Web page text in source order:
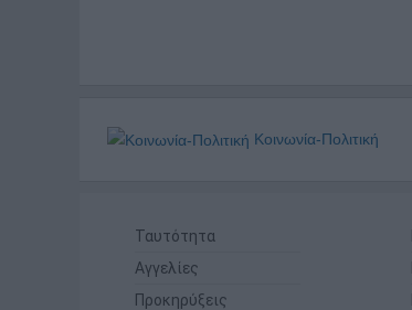
Κοινωνία-Πολιτική
Ταυτότητα
Αγγελίες
Προκηρύξεις